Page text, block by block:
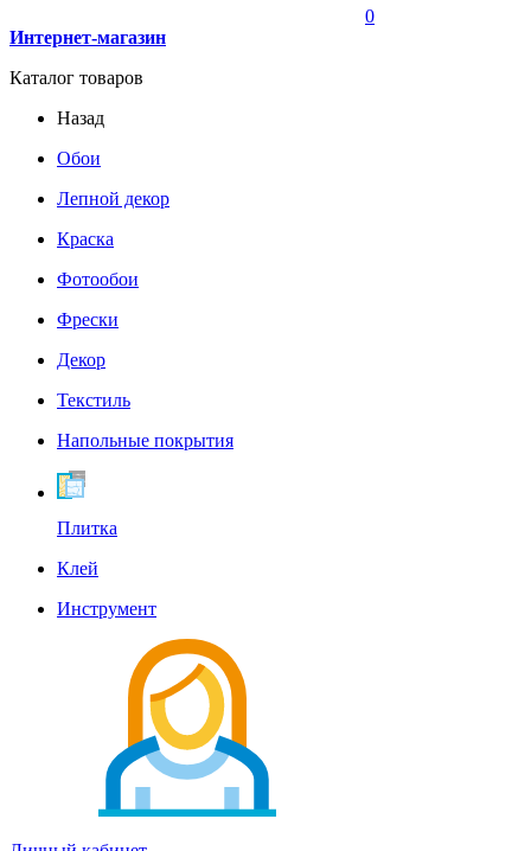
0
Интернет-магазин
Каталог товаров
Назад
Обои
Лепной декор
Краска
Фотообои
Фрески
Декор
Текстиль
Напольные покрытия
Плитка
Клей
Инструмент